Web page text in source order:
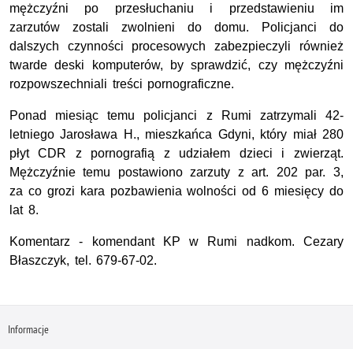
mężczyźni po przesłuchaniu i przedstawieniu im
zarzutów zostali zwolnieni do domu. Policjanci do
dalszych czynności procesowych zabezpieczyli również
twarde deski komputerów, by sprawdzić, czy mężczyźni
rozpowszechniali treści pornograficzne.
Ponad miesiąc temu policjanci z Rumi zatrzymali 42-
letniego Jarosława H., mieszkańca Gdyni, który miał 280
płyt CDR z pornografią z udziałem dzieci i zwierząt.
Mężczyźnie temu postawiono zarzuty z art. 202 par. 3,
za co grozi kara pozbawienia wolności od 6 miesięcy do
lat 8.
Komentarz - komendant KP w Rumi nadkom. Cezary
Błaszczyk, tel. 679-67-02.
Informacje